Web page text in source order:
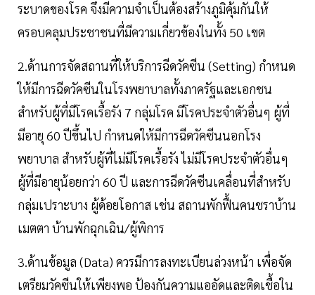
ระบาดของโรค จึงมีความจำเป็นต้องสร้างภูมิคุ้มกันให้
ครอบคลุมประชาชนที่มีความเกี่ยวข้องในทั้ง 50 เขต
2.ด้านการจัดสถานที่ให้บริการฉีดวัคซีน (Setting) กำหนด
ให้มีการฉีดวัคซีนในโรงพยาบาลทั้งภาครัฐและเอกชน
สำหรับผู้ที่มีโรคเรื้อรัง 7 กลุ่มโรค มีโรคประจําตัวอื่นๆ ผู้ที่
มีอายุ 60 ปีขึ้นไป กำหนดให้มีการฉีดวัคซีนนอกโรง
พยาบาล สำหรับผู้ที่ไม่มีโรคเรื้อรัง ไม่มีโรคประจําตัวอื่นๆ
ผู้ที่มีอายุน้อยกว่า 60 ปี และการฉีดวัคซีนเคลื่อนที่สำหรับ
กลุ่มเปราะบาง ผู้ด้อยโอกาส เช่น สถานพักฟื้นคนชราบ้าน
เมตตา บ้านพักฉุกเฉิน/ผู้พิการ
3.ด้านข้อมูล (Data) ควรมีการลงทะเบียนล่วงหน้า เพื่อจัด
เตรียมวัคซีนให้เพียงพอ ป้องกันความแออัดและติดเชื้อใน